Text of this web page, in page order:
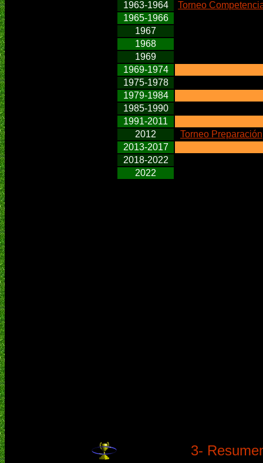
1963-1964
Torneo
1965-1966
1967
1968
1969
1969-1974
1975-1978
1979-1984
1985-1990
1991-2011
2012
Torneo Preparación
2013-2017
2018-2022
2022
3-